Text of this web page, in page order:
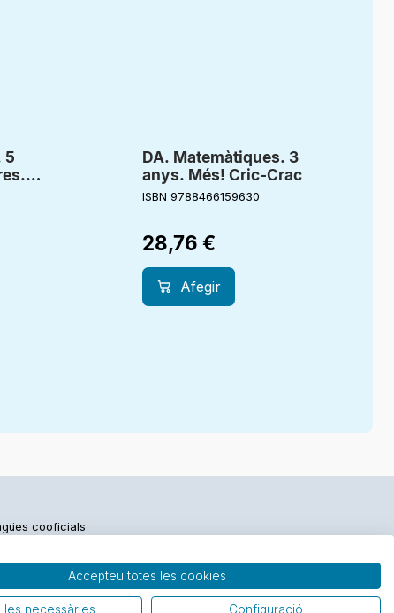
5
DA. Matemàtiques. 3
anys. Més! Cric-Crac
ISBN 9788466159630
28,76 €
Afegir
cooficials
Accepteu totes les cookies
les necessàries Configuració